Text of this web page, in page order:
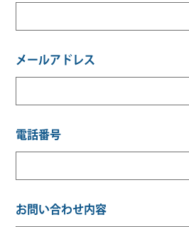
メールアドレス
電話番号
お問い合わせ内容